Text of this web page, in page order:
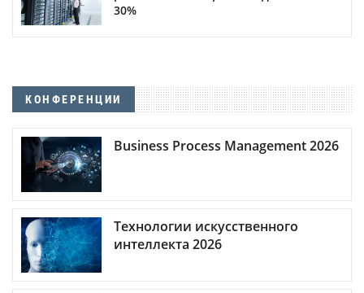
30%
КОНФЕРЕНЦИИ
Business Process Management 2026
Технологии искусственного
интеллекта 2026